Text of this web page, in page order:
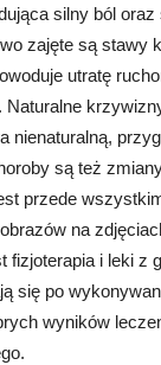
silny ból
zajęte są stawy
utratę
Naturalne
nienaturalną,
są też
przede
na
fizjoterapia i leki z
się po
wyników